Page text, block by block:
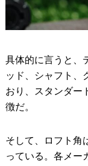
具体的に言うと、
ッド、シャフト、
おり、スタンダー
徴だ。
そして、ロフト角
っている。各メー